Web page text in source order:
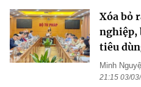
Xóa bỏ
nghiệp,
tiêu
Minh
21:15 03/